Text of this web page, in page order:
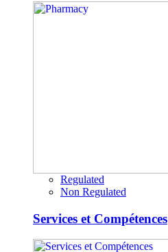
Regulated
Non Regulated
Services et Compétences